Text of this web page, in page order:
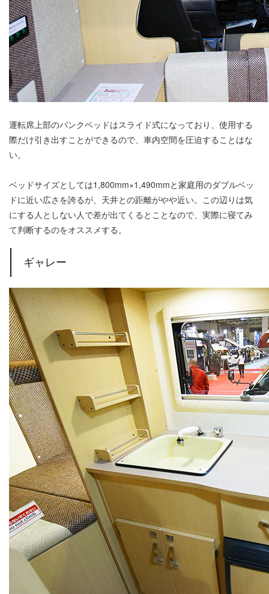
運転席上部のバンクベッドはスライド式になっており、使用する
際だけ引き出すことができるので、車内空間を圧迫することはな
い。
ベッドサイズとしては1,800mm×1,490mmと家庭用のダブルベッ
ドに近い広さを誇るが、天井との距離がやや近い。この辺りは気
にする人としない人で差が出てくるとことなので、実際に寝てみ
て判断するのをオススメする。
ギャレー